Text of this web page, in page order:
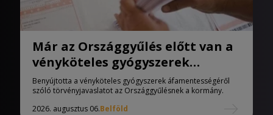
Már az Országgyűlés előtt van a
vényköteles gyógyszerek
áfamentességéről szóló
törvényjavaslat
Benyújtotta a vényköteles gyógyszerek áfamentességéről
szóló törvényjavaslatot az Országgyűlésnek a kormány.
2026. augusztus 06.Belföld